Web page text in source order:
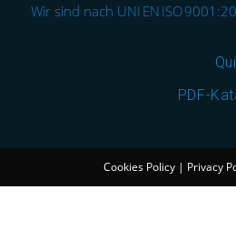
Wir sind nach UNI EN ISO
PDF-
Cookies Policy | Privacy